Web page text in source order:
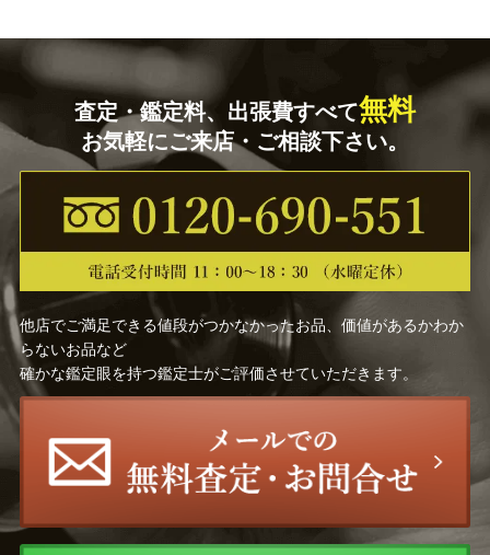
査定・鑑定料、出張費すべて無料
お気軽にご来店・ご相談下さい。
他店でご満足できる値段がつかなかったお品、価値があるかわか
らないお品など
確かな鑑定眼を持つ鑑定士がご評価させていただきます。